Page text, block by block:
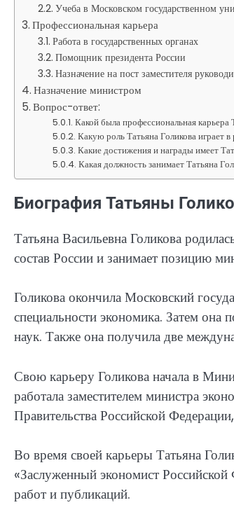
Учеба в Московском государственном
Профессиональная карьера
Работа в государственных органах
Помощник президента России
Назначение на пост заместителя
Назначение министром
Вопрос-ответ:
Какой была профессиональная
Какую роль Татьяна Голикова играет
Какие достижения и награды имеет
Какая должность занимает Татьяна
Биография Татьяны
Татьяна Васильевна Голикова
состав России и занимает позицию
Голикова окончила Московский
специальности экономика. Затем она
наук. Также она получила две
Свою карьеру Голикова начала в
работала заместителем министра
Правительства Российской
Во время своей карьеры Татьяна
«Заслуженный экономист
работ и публикаций.